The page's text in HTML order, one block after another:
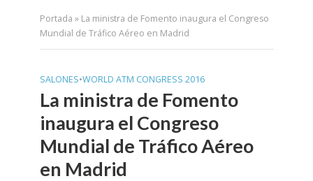
Portada » La ministra de Fomento inaugura el Congreso
Mundial de Tráfico Aéreo en Madrid
SALONES•WORLD ATM CONGRESS 2016
La ministra de Fomento
inaugura el Congreso
Mundial de Tráfico Aéreo
en Madrid